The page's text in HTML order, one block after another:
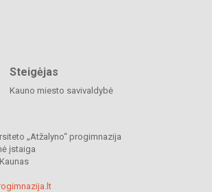
Steigėjas
Kauno miesto savivaldybė
„Atžalyno“ progimnazija
įstaiga